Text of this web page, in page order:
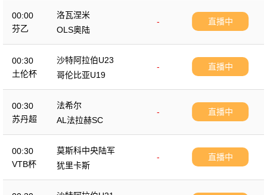
00:00
芬乙
洛瓦涅米
-
OLS奥陆
直播中
00:30
土伦杯
沙特阿拉伯U23
-
哥伦比亚U19
直播中
00:30
苏丹超
法希尔
-
AL法拉赫SC
直播中
00:30
VTB杯
莫斯科中央陆军
-
犹里卡斯
直播中